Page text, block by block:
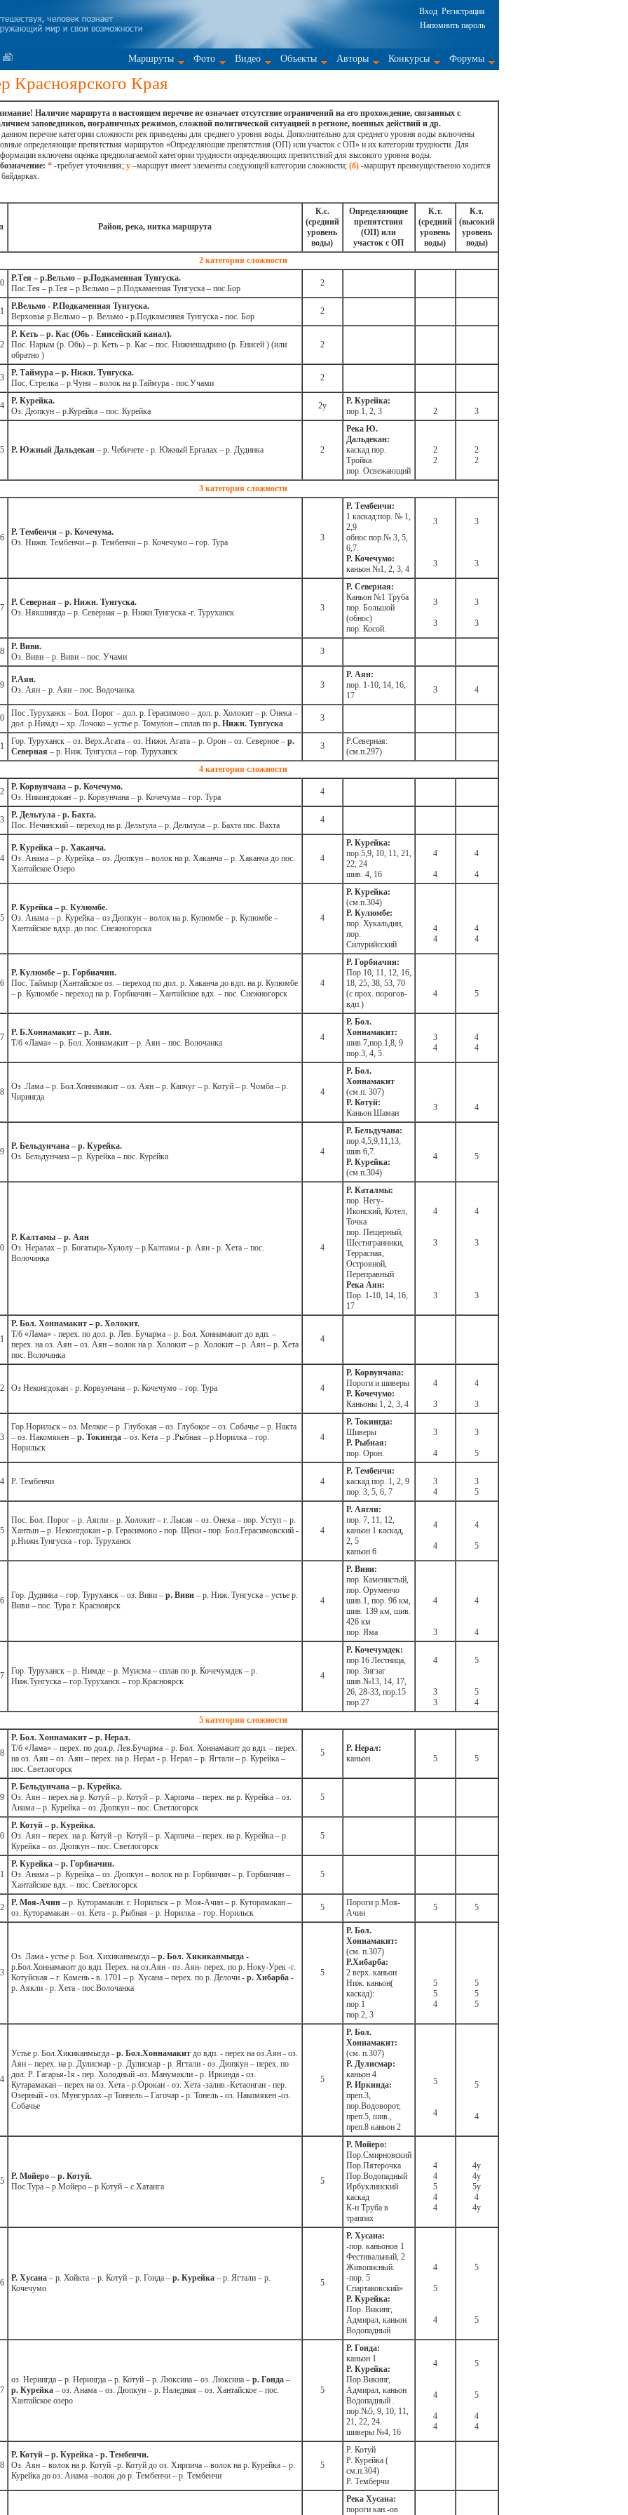
Вход Регистрация
Напомнить пароль
Маршруты Фото Видео Объекты Авторы Конкурсы Форумы
Красноярского Края
Наличие маршрута в настоящем перечне не означает отсутствие ограничений на его прохождение, связанных с
заповедников, пограничных режимов, сложной политической ситуацией в регионе, военных действий и др.
перечне категории сложности рек приведены для среднего уровня воды. Дополнительно для среднего уровня воды включены
определяющие препятствия маршрутов «Определяющие препятствия (ОП) или участок с ОП» и их категории трудности. Для
включена оценка предполагаемой категории трудности определяющих препятствий для высокого уровня воды.
*-требует уточнения; у–маршрут имеет элементы следующей категории сложности; (б) -маршрут преимущественно ходится
Район, река, нитка маршрута
К.c.
(средний
уровень
воды)
Определяющие
препятствия
(ОП) или
участок с ОП
К.т.
(средний
уровень
воды)
К.т.
(высокий
уровень
воды)
2 категория сложности
Р.Тея – р.Вельмо – р.Подкаменная Тунгуска.
Пос.Тея – р.Тея – р.Вельмо – р.Подкаменная Тунгуска – пос.Бор
2
Р.Вельмо - Р.Подкаменная Тунгуска.
Верховья р.Вельмо – р. Вельмо - р.Подкаменная Тунгуска - пос. Бор
2
Р. Кеть – р. Кас (Обь - Енисейский канал).
Пос. Нарым (р. Обь) – р. Кеть – р. Кас – пос. Нижнешадрино (р. Енисей ) (или
обратно )
2
Р. Таймура – р. Нижн. Тунгуска.
Пос. Стрелка – р.Чуня – волок на р.Таймура - пос.Учами
2
Р. Курейка.
Оз. Дюпкун – р.Курейка – пос. Курейка
2у
Р. Курейка:
пор.1, 2, 3
2 3
Р. Южный Дальдекан– р. Чебичете - р. Южный Ергалах – р. Дудинка 2
Река Ю.
Дальдекан:
каскад пор.
Тройка
пор. Освежающий
2
2
2
2
3 категория сложности
Р. Тембенчи – р. Кочечума.
Оз. Нижн. Тембенчи – р. Тембенчи – р. Кочечумо – гор. Тура
3
Р. Тембенчи:
1 каскад:пор. № 1,
2,9
обнос пор.№ 3, 5,
6,7.
Р. Кочечумо:
каньон №1, 2, 3, 4
3
3
3
3
Р. Северная – р. Нижн. Тунгуска.
Оз. Някшингда – р. Северная – р. Нижн.Тунгуска -г. Туруханск
3
Р. Северная:
Каньон №1 Труба
пор. Большой
(обнос)
пор. Косой.
3
3
3
3
Р. Виви.
Оз. Виви – р. Виви – пос. Учами
3
Р.Аян.
Оз. Аян – р. Аян – пос. Водочанка.
3
Р. Аян:
пор. 1-10, 14, 16,
17
3 4
Пос .Туруханск – Бол. Порог – дол. р. Герасимово – дол. р. Холокит – р. Онека –
дол. р.Нимдэ – хр. Лочоко – устье р. Томулон – сплав по р. Нижн. Тунгуска
3
Гор. Туруханск – оз. Верх.Агата – оз. Нижн. Агата – р. Орон – оз. Северное – р.
Северная – р. Ниж. Тунгуска – гор. Туруханск
3
Р.Северная:
(см.п.297)
4 категория сложности
Р. Корвунчана – р. Кочечумо.
Оз. Никонгдокан – р. Корвунчана – р. Кочечума – гор. Тура
4
Р. Дельтула - р. Бахта.
Пос. Нечинский – переход на р. Дельтула – р. Дельтула – р. Бахта пос. Вахта
4
Р. Курейка – р. Хаканча.
Оз. Анама – р. Курейка – оз. Дюпкун – волок на р. Хаканча – р. Хаканча до пос.
Хантайское Озеро
4
Р. Курейка:
пор.5,9, 10, 11, 21,
22, 24
шив. 4, 16
4
4
4
4
Р. Курейка – р. Кулюмбе.
Оз. Анама – р. Курейка – оз.Дюпкун – волок на р. Кулюмбе – р. Кулюмбе –
Хантайское вдхр. до пос. Снежногорска
4
Р. Курейка:
(см.п.304)
Р. Кулюмбе:
пор. Хукальдин,
пор.
Силурийсский
4
4
4
4
Р. Кулюмбе – р. Горбиачин.
Пос. Таймыр (Хантайское оз. – переход по дол. р. Хаканча до вдп. на р. Кулюмбе
– р. Кулюмбе - переход на р. Горбиачин – Хантайское вдх. – пос. Снежногорск
4
Р. Горбиачин:
Пор.10, 11, 12, 16,
18, 25, 38, 53, 70
(с прох. порогов-
вдп.)
4 5
Р. Б.Хоннамакит – р. Аян.
Т/б «Лама» – р. Бол. Хоннамакит – р. Аян – пос. Волочанка
4
Р. Бол.
Хоннамакит:
шив.7,пор.1,8, 9
пор.3, 4, 5.
3
4
4
4
Оз .Лама – р. Бол.Хоннамакит – оз. Аян – р. Капчуг – р. Котуй – р. Чомба – р.
Чирингда
4
Р. Бол.
Хоннамакит
(см.п. 307)
Р. Котуй:
Каньон Шаман
3 4
Р. Бельдунчана – р. Курейка.
Оз. Бельдунчана – р. Курейка – пос. Курейка
4
Р. Бельдучана:
пор.4,5,9,11,13,
шив.6,7.
Р. Курейка:
(см.п.304)
4 5
Р. Калтамы – р. Аян
Оз. Нералах – р. Богатырь-Хулолу – р.Калтамы - р. Аян - р. Хета – пос.
Волочанка
4
Р. Каталмы:
пор. Негу-
Иконский, Котел,
Точка
пор. Пещерный,
Шестигранники,
Террасная,
Островной,
Переправный
Река Аян:
Пор. 1-10, 14, 16,
17
4
3
3
4
3
3
Р. Бол. Хоннамакит – р. Холокит.
Т/б «Лама» - перех. по дол. р. Лев. Бучарма – р. Бол. Хоннамакит до вдп. –
перех. на оз. Аян – оз. Аян – волок на р. Холокит – р. Холокит – р. Аян – р. Хета
пос. Волочанка
4
Оз Неконгдокан - р. Корвунчана – р. Кочечумо – гор. Тура 4
Р. Корвунчана:
Пороги и шиверы
Р. Кочечумо:
Каньоны 1, 2, 3, 4
4
3
4
3
Гор.Норильск – оз. Мелкое – р .Глубокая – оз. Глубокое – оз. Собачье – р. Накта
– оз. Накомякен – р. Токингда– оз. Кета – р .Рыбная – р.Норилка – гор.
Норильск
4
Р. Токингда:
Шиверы
Р. Рыбная:
пор. Орон.
3
4
3
5
Р. Тембенчи 4
Р. Тембенчи:
каскад пор. 1, 2, 9
пор. 3, 5, 6, 7
3
4
3
5
Пос. Бол. Порог – р. Аягли – р. Холокит – г. Лысая – оз. Онека – пор. Уступ – р.
Хантын – р. Неконгдокан - р. Герасимово - пор. Щеки - пор. Бол.Герасимовский -
р.Нижн.Тунгуска - гор. Туруханск
4
Р. Аягли:
пор. 7, 11, 12,
каньон 1 каскад,
2, 5
каньон 6
4
4
4
5
Гор. Дудинка – гор. Туруханск – оз. Виви – р. Виви– р. Ниж. Тунгуска – устье р.
Виви – пос. Тура г. Красноярск
4
Р. Виви:
пор. Каменистый,
пор. Оруменчо
шив.1, пор. 96 км,
шив. 139 км, шив.
426 км
пор. Яма
4
3
4
4
Гор. Туруханск – р. Нимде – р. Муисма – сплав по р. Кочечумдек – р.
Ниж.Тунгуска – гор.Туруханск – гор.Красноярск
4
Р. Кочечумдек:
пор.16 Лестница,
пор. Зигзаг
шив.№13, 14, 17,
26, 28-33, пор.15
пор.27
4
3
3
5
5
4
5 категория сложности
Р. Бол. Хоннамакит – р. Нерал.
Т/б «Лама» – перех. по дол.р. Лев.Бучарма – р. Бол. Хоннамакит до вдп. – перех.
на оз. Аян – оз. Аян – перех. на р. Нерал - р. Нерал – р. Ягтали – р. Курейка –
пос. Светлогорск
5
Р. Нерал:
каньон
5 5
Р. Бельдунчана – р. Курейка.
Оз. Аян – перех.на р. Котуй – р. Котуй – р. Харпича – перех. на р. Курейка – оз.
Анама – р. Курейка – оз. Дюпкун – пос. Светлогорск
5
Р. Котуй – р. Курейка.
Оз. Аян – перех. на р. Котуй –р. Котуй – р. Харпича – перех. на р. Курейка – р.
Курейка – оз. Дюпкун – пос. Светлогорск
5
Р. Курейка – р. Горбиачин.
Оз. Анама – р. Курейка – оз. Дюпкун – волок на р. Горбиачин – р. Горбиачин –
Хантайское вдх. – пос. Светлогорск
5
Р. Моя-Ачин– р. Куторамакан. г. Норильск – р. Моя-Ачин – р. Куторамакан –
оз. Куторамакан – оз. Кета - р. Рыбная – р. Норилка – гор. Норильск
5
Пороги р.Моя-
Ачин
5 5
Оз. Лама - устье р. Бол. Хихиканмыгда –р. Бол. Хикиканмыгда-
р.Бол.Хоннамакит до вдп. Перех. на оз.Аян - оз. Аян- перех. по р. Ноку-Урек -г.
Котуйская – г. Камень - в. 1701 – р. Хусана – перех. по р. Делочи - р. Хибарба-
р. Аякли - р. Хета - пос.Волочанка
5
Р. Бол.
Хоннамакит:
(см. п.307)
Р.Хибарба:
2 верх. каньон
Ниж. каньон(
каскад):
пор.1
пор.2, 3
5
5
4
5
5
5
Устье р. Бол.Хикиканмыгда - р. Бол.Хоннамакитдо вдп. - перех на оз.Аян - оз.
Аян – перех. на р. Дулисмар - р. Дулисмар - р. Ягтали - оз. Дюпкун – перех. по
дол. Р. Гагарья-1я - пер. Холодный -оз. Манумакли - р. Иркинда - оз.
Кутарамакан – перех на оз. Хета - р.Орокан - оз. Хета -залив.-Кетаонган - пер.
Озерный - оз. Мунгурлах –р Тоннель – Гагочар - р. Тонель - оз. Накомякен -оз.
Собачье
5
Р. Бол.
Хоннамакит:
(см. п.307)
Р. Дулисмар:
каньон 4
Р. Иркинда:
преп.3,
пор.Водоворот,
преп.5, шив.,
преп.8 каньон 2
5
4
5
4
Р. Мойеро – р. Котуй.
Пос.Тура – р.Мойеро – р.Котуй – с.Хатанга
5
Р. Мойеро:
Пор.Смирновский
Пор.Пятерочка
Пор.Водопадный
Ирбуклинский
каскад
К-н Труба в
траппах
4
4
5
4
4
4у
4у
5у
4
4у
Р. Хусана– р. Хойкта – р. Котуй – р. Гонда – р. Курейка– р. Ягтали – р.
Кочечумо
5
Р. Хусана:
-пор. каньонов 1
Фестивальный, 2
Живописный.
-пор. 5
Спартаковский»
Р. Курейка:
Пор. Викинг,
Адмирал, каньон
Водопадный
4
5
4
5
5
оз. Нерингда – р. Нерингда – р. Котуй – р. Люксина – оз. Люксина – р. Гонда–
р. Курейка– оз. Анама – оз. Дюпкун – р. Наледная – оз. Хантайское – пос.
Хантайское озеро
5
Р. Гонда:
каньон 1
Р. Курейка:
Пор.Викинг,
Адмирал, каньон
Водопадный .
пор.№5, 9, 10, 11,
21, 22, 24.
шиверы №4, 16
4
4
4
4
5
5
4
4
Р. Котуй – р. Курейка - р. Тембенчи.
Оз. Аян – волок на р. Котуй –р. Котуй до оз. Хирпича – волок на р. Курейка – р.
Курейка до оз. Анама –волок до р. Тембенчи – р. Тембенчи
5
Р. Котуй
Р. Курейка (
см.п.304)
Р. Темберчи
Река Хусана:
пороги кан.-ов